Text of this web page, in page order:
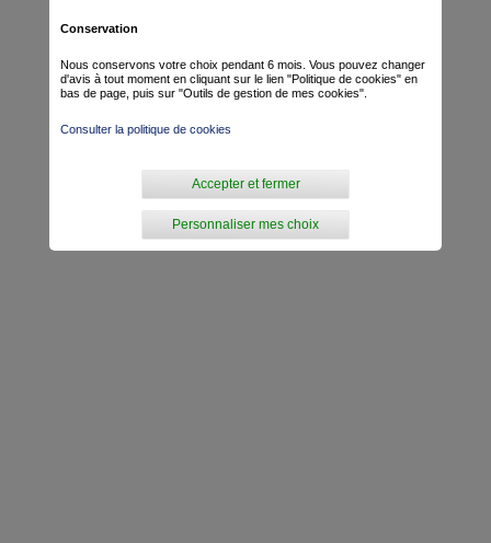
Conservation
Nous conservons votre choix pendant 6 mois. Vous pouvez changer
d'avis à tout moment en cliquant sur le lien "Politique de cookies" en
bas de page, puis sur "Outils de gestion de mes cookies".
Consulter la politique de cookies
Personnaliser mes choix
Accepter et fermer